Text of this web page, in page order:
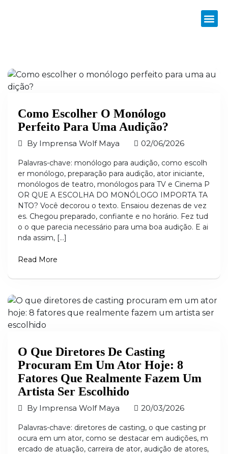
Como Escolher O Monólogo
Perfeito Para Uma Audição?
By Imprensa Wolf Maya 02/06/2026
Palavras-chave: monólogo para audição, como escolh
er monólogo, preparação para audição, ator iniciante,
monólogos de teatro, monólogos para TV e Cinema P
OR QUE A ESCOLHA DO MONÓLOGO IMPORTA TA
NTO? Você decorou o texto. Ensaiou dezenas de vez
es. Chegou preparado, confiante e no horário. Fez tud
o o que parecia necessário para uma boa audição. E ai
nda assim, […]
Read More
O Que Diretores De Casting
Procuram Em Um Ator Hoje: 8
Fatores Que Realmente Fazem Um
Artista Ser Escolhido
By Imprensa Wolf Maya 20/03/2026
Palavras-chave: diretores de casting, o que casting pr
ocura em um ator, como se destacar em audições, m
ercado de atuação, carreira de ator, audição de atores,